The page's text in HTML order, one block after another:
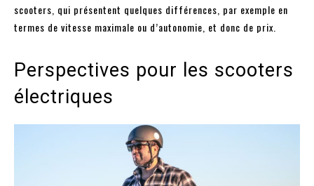
scooters, qui présentent quelques différences, par exemple en
termes de vitesse maximale ou d’autonomie, et donc de prix.
Perspectives pour les scooters
électriques